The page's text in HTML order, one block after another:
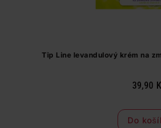
Tip Line levandulový krém na
39,90
Do